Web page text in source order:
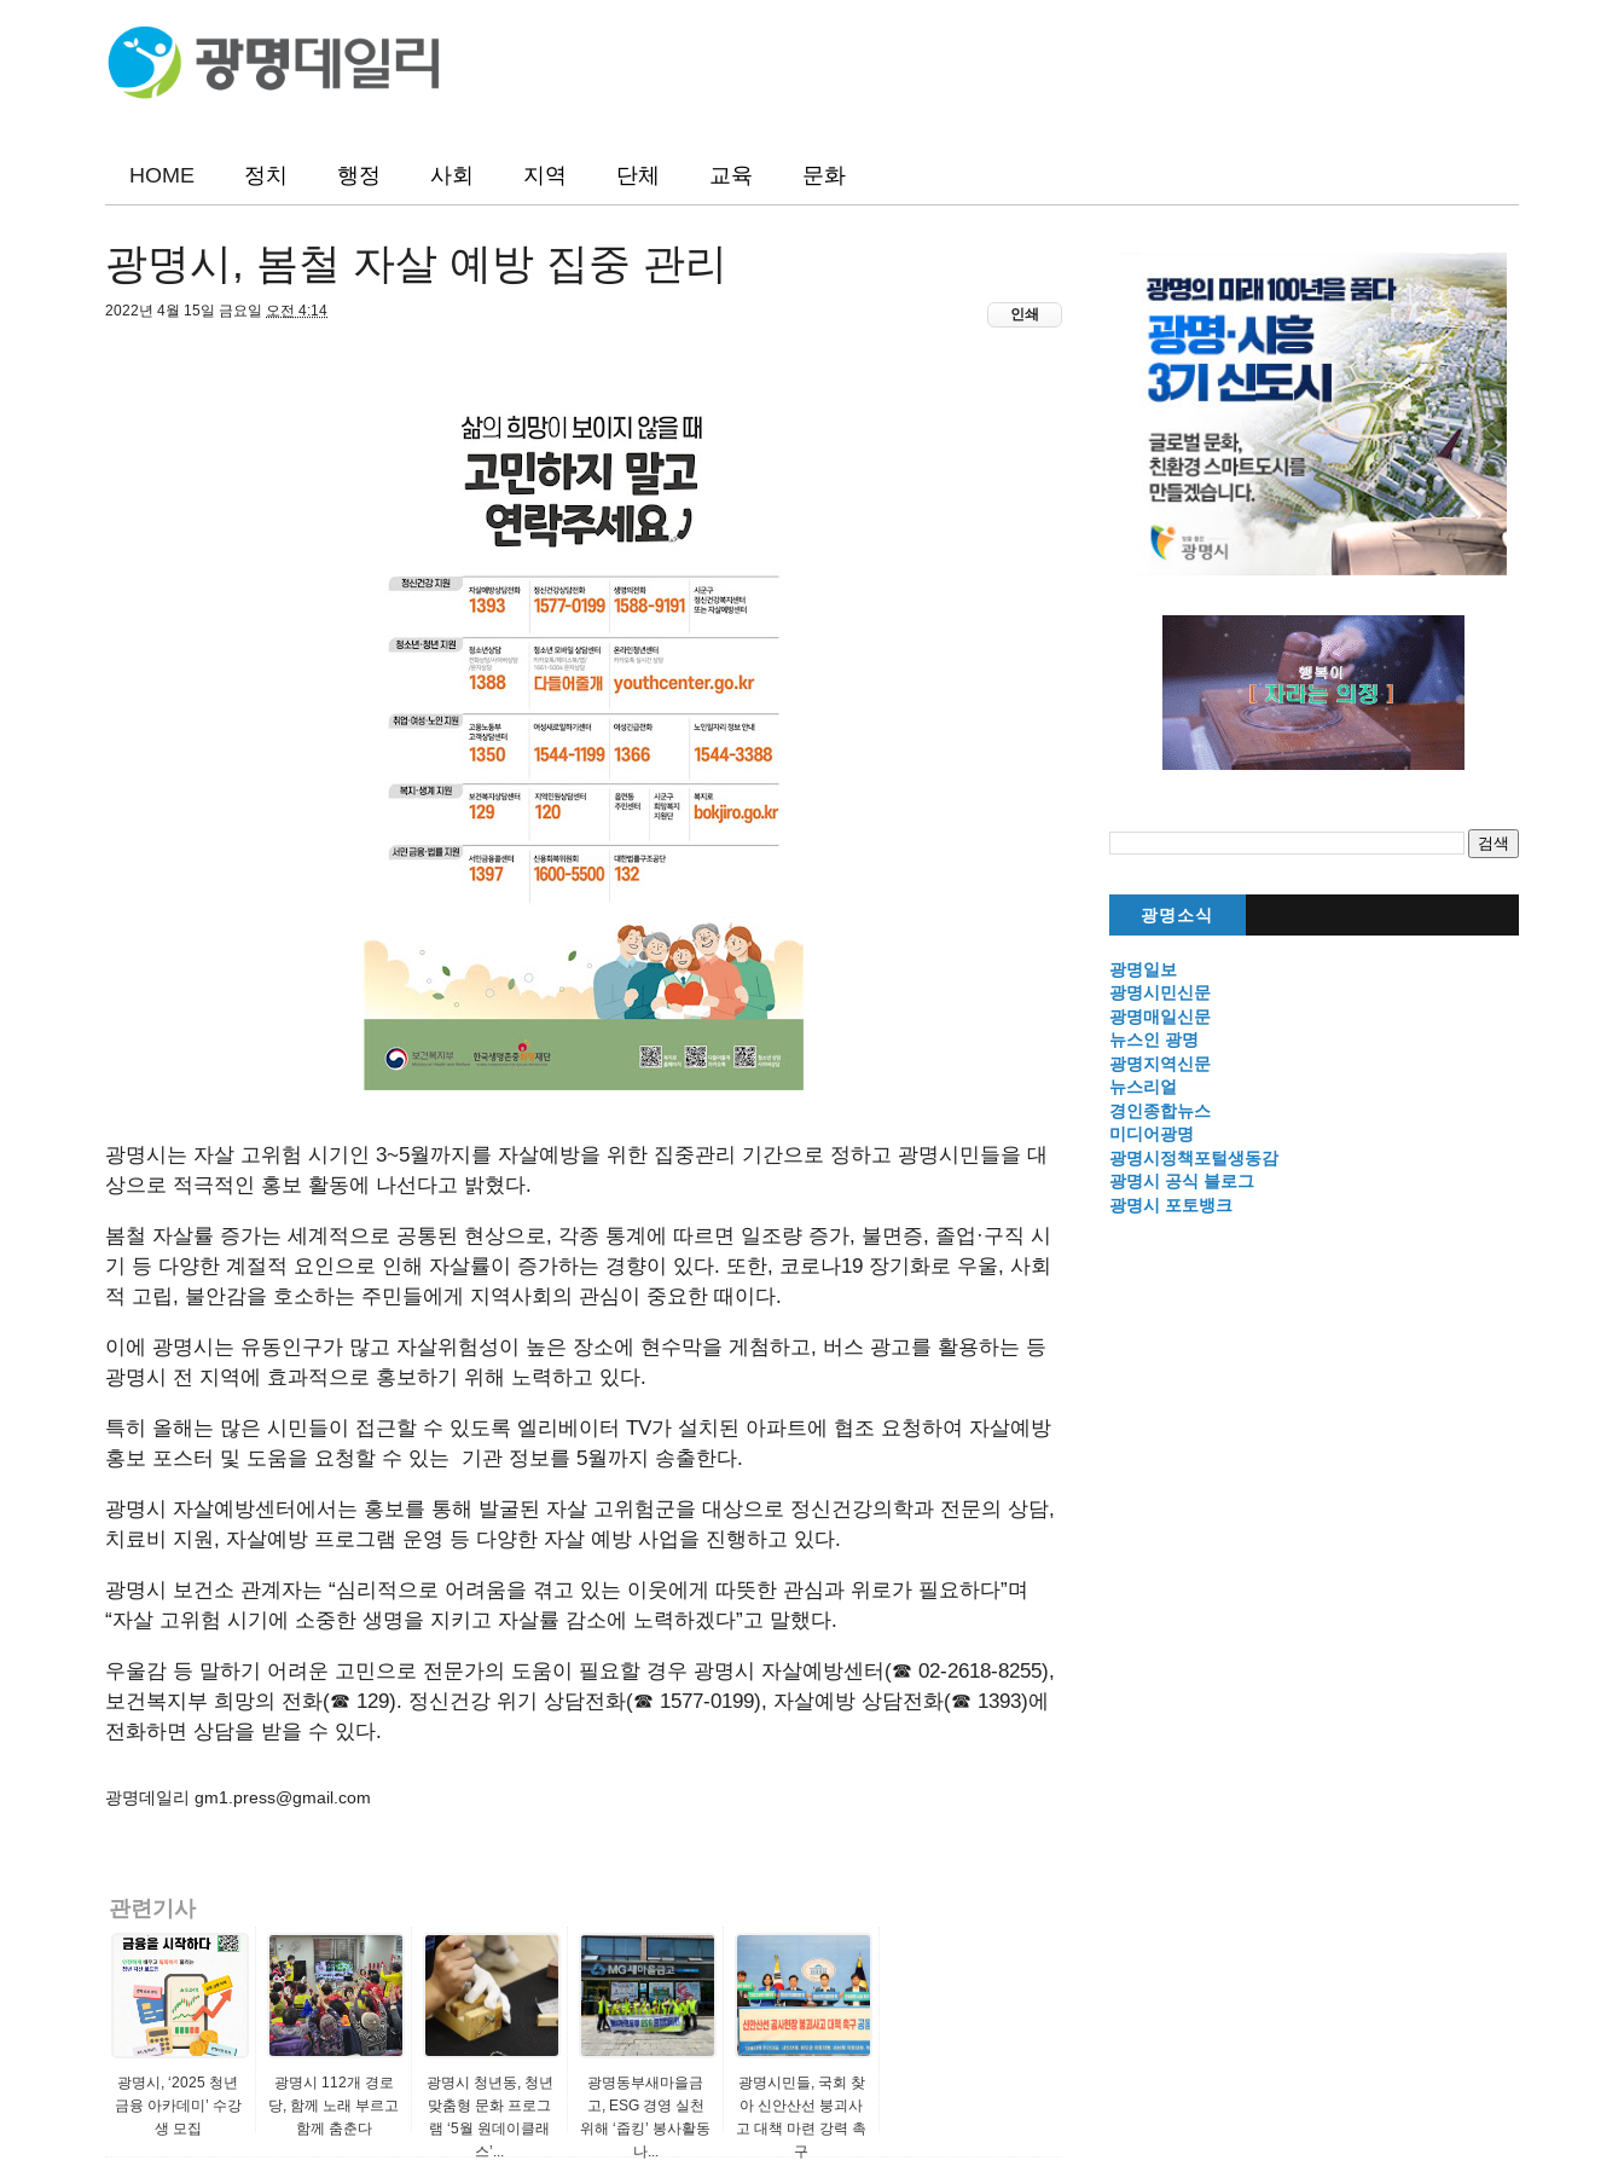
HOME 정치 행정 사회 지역 단체 교육 문화
광명시, 봄철 자살 예방 집중 관리
2022년 4월 15일 금요일 오전 4:14 인쇄
광명시는 자살 고위험 시기인 3~5월까지를 자살예방을 위한 집중관리 기간으로 정하고 광명시민들을 대
상으로 적극적인 홍보 활동에 나선다고 밝혔다.
봄철 자살률 증가는 세계적으로 공통된 현상으로, 각종 통계에 따르면 일조량 증가, 불면증, 졸업·구직 시
기 등 다양한 계절적 요인으로 인해 자살률이 증가하는 경향이 있다. 또한, 코로나19 장기화로 우울, 사회
적 고립, 불안감을 호소하는 주민들에게 지역사회의 관심이 중요한 때이다.
이에 광명시는 유동인구가 많고 자살위험성이 높은 장소에 현수막을 게첨하고, 버스 광고를 활용하는 등
광명시 전 지역에 효과적으로 홍보하기 위해 노력하고 있다.
특히 올해는 많은 시민들이 접근할 수 있도록 엘리베이터 TV가 설치된 아파트에 협조 요청하여 자살예방
홍보 포스터 및 도움을 요청할 수 있는 기관 정보를 5월까지 송출한다.
광명시 자살예방센터에서는 홍보를 통해 발굴된 자살 고위험군을 대상으로 정신건강의학과 전문의 상담,
치료비 지원, 자살예방 프로그램 운영 등 다양한 자살 예방 사업을 진행하고 있다.
광명시 보건소 관계자는 “심리적으로 어려움을 겪고 있는 이웃에게 따뜻한 관심과 위로가 필요하다”며
“자살 고위험 시기에 소중한 생명을 지키고 자살률 감소에 노력하겠다”고 말했다.
우울감 등 말하기 어려운 고민으로 전문가의 도움이 필요할 경우 광명시 자살예방센터(☎ 02-2618-8255),
보건복지부 희망의 전화(☎ 129). 정신건강 위기 상담전화(☎ 1577-0199), 자살예방 상담전화(☎ 1393)에
전화하면 상담을 받을 수 있다.
광명데일리 gm1.press@gmail.com
관련기사
광명시, ‘2025 청년
금융 아카데미’ 수강
생 모집
광명시 112개 경로
당, 함께 노래 부르고
함께 춤춘다
광명시 청년동, 청년
맞춤형 문화 프로그
램 ‘5월 원데이클래
스’...
광명동부새마을금
고, ESG 경영 실천
위해 ‘줍킹’ 봉사활동
나...
광명시민들, 국회 찾
아 신안산선 붕괴사
고 대책 마련 강력 촉
구
광명소식
광명일보
광명시민신문
광명매일신문
뉴스인 광명
광명지역신문
뉴스리얼
경인종합뉴스
미디어광명
광명시정책포털생동감
광명시 공식 블로그
광명시 포토뱅크